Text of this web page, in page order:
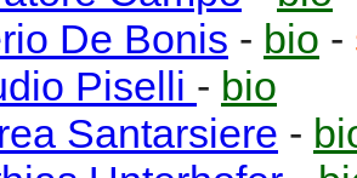
De Bonis - bio -
Piselli - bio
Santarsiere -